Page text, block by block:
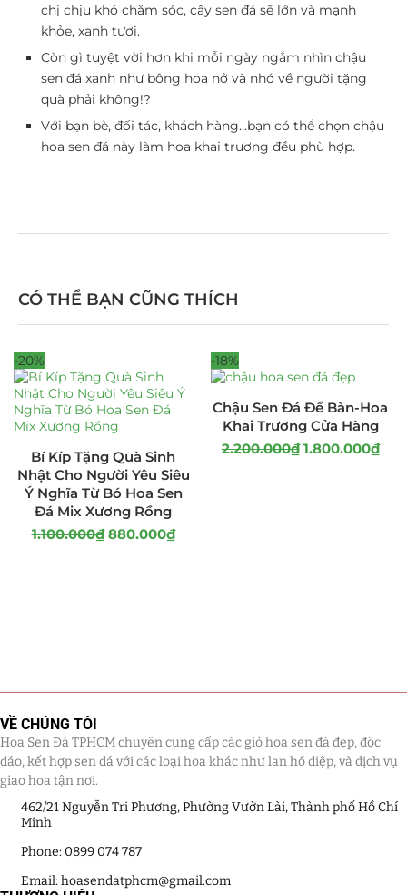
chị chịu khó chăm sóc, cây sen đá sẽ lớn và mạnh
khỏe, xanh tươi.
Còn gì tuyệt vời hơn khi mỗi ngày ngắm nhìn chậu
sen đá xanh như bông hoa nở và nhớ về người tặng
quà phải không!?
Với bạn bè, đối tác, khách hàng…bạn có thể chọn chậu
hoa sen đá này làm hoa khai trương đều phù hợp.
CÓ THỂ BẠN CŨNG THÍCH
-20%
Bí Kíp Tặng Quà Sinh
Nhật Cho Người Yêu Siêu
Ý Nghĩa Từ Bó Hoa Sen
Đá Mix Xương Rồng
1.100.000₫ 880.000₫
-18%
Chậu Sen Đá Để Bàn-Hoa
Khai Trương Cửa Hàng
2.200.000₫ 1.800.000₫
VỀ CHÚNG TÔI
Hoa Sen Đá TPHCM chuyên cung cấp các giỏ hoa sen đá đẹp, độc
đáo, kết hợp sen đá với các loại hoa khác như lan hồ điệp, và dịch vụ
giao hoa tận nơi.
462/21 Nguyễn Tri Phương, Phường Vườn Lài, Thành phố Hồ Chí
Minh
Phone: 0899 074 787
Email: hoasendatphcm@gmail.com